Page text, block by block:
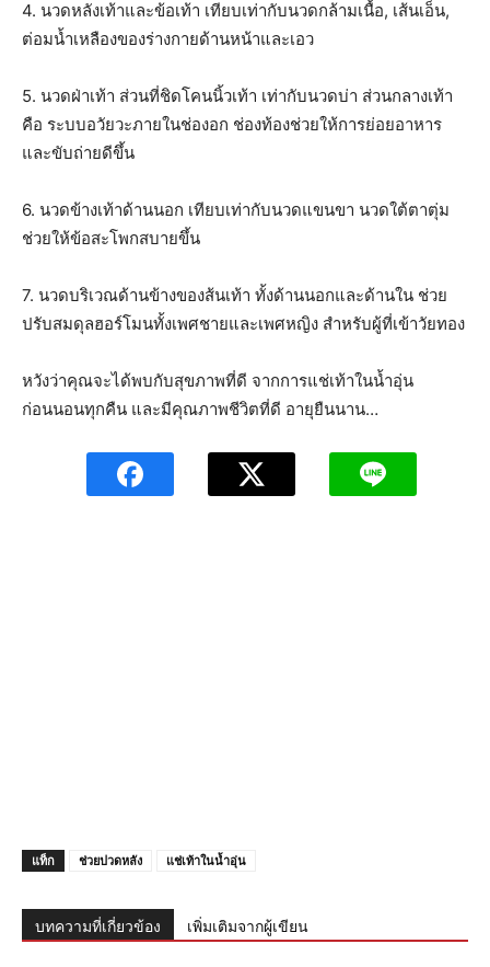
4. นวดหลังเท้าและข้อเท้า เทียบเท่ากับนวดกล้ามเนื้อ, เส้นเอ็น,
ต่อมน้ำเหลืองของร่างกายด้านหน้าและเอว
5. นวดฝ่าเท้า ส่วนที่ชิดโคนนิ้วเท้า เท่ากับนวดบ่า ส่วนกลางเท้า
คือ ระบบอวัยวะภายในช่องอก ช่องท้องช่วยให้การย่อยอาหาร
และขับถ่ายดีขึ้น
6. นวดข้างเท้าด้านนอก เทียบเท่ากับนวดแขนขา นวดใต้ตาตุ่ม
ช่วยให้ข้อสะโพกสบายขึ้น
7. นวดบริเวณด้านข้างของส้นเท้า ทั้งด้านนอกและด้านใน ช่วย
ปรับสมดุลฮอร์โมนทั้งเพศชายและเพศหญิง สำหรับผู้ที่เข้าวัยทอง
หวังว่าคุณจะได้พบกับสุขภาพที่ดี จากการแช่เท้าในน้ำอุ่น
ก่อนนอนทุกคืน และมีคุณภาพชีวิตที่ดี อายุยืนนาน…
แท็ก ช่วยปวดหลัง แช่เท้าในน้ำอุ่น
บทความที่เกี่ยวข้อง เพิ่มเติมจากผู้เขียน